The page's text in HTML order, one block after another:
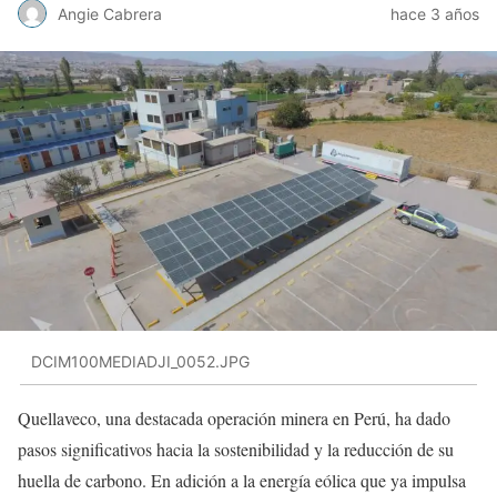
Angie Cabrera hace 3 años
DCIM100MEDIADJI_0052.JPG
Quellaveco, una destacada operación minera en Perú, ha dado
pasos significativos hacia la sostenibilidad y la reducción de su
huella de carbono. En adición a la energía eólica que ya impulsa